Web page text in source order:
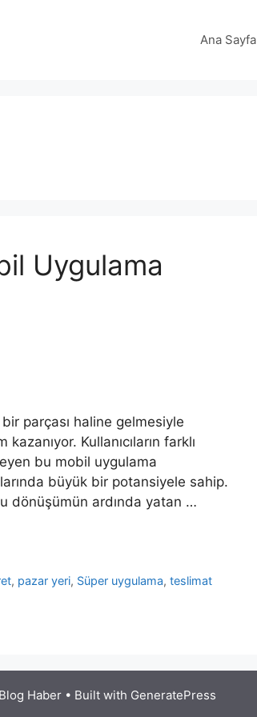
Ana Sayfa
Uygulama
parçası haline gelmesiyle
Kullanıcıların farklı
bu mobil uygulama
büyük bir potansiyele sahip.
dönüşümün ardında yatan …
, pazar yeri, Süper uygulama,teslimat
Haber • Built with GeneratePress